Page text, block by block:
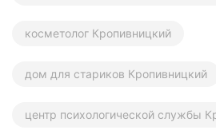
косметолог Кропивницкий
дом для стариков Кропивницкий
центр психологической службы